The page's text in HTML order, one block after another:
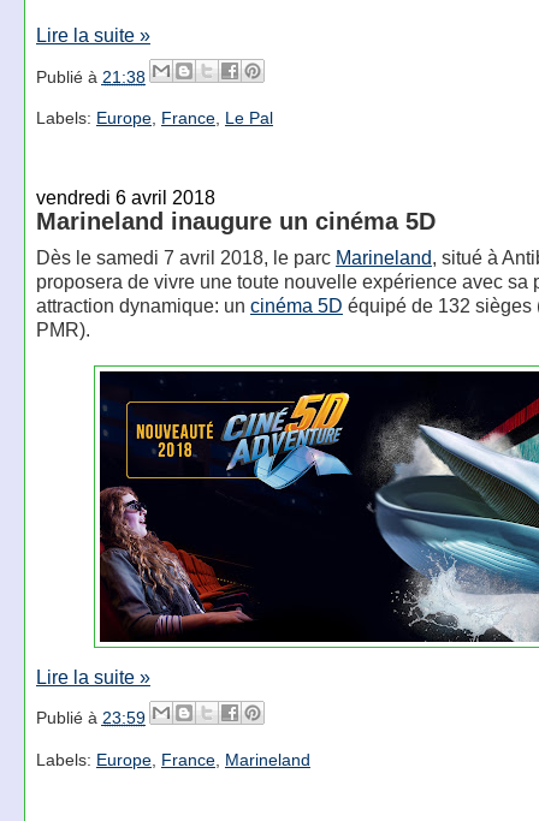
Lire la suite »
Publié à 21:38
Labels: Europe, France, Le Pal
vendredi 6 avril 2018
Marineland inaugure un cinéma 5D
Dès le samedi 7 avril 2018, le parc Marineland, situé à
proposera de vivre une toute nouvelle expérience avec sa
attraction dynamique: un cinéma 5D équipé de 132 sièges
PMR).
Lire la suite »
Publié à 23:59
Labels: Europe, France, Marineland